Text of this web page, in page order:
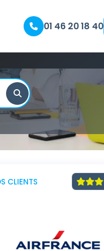
01 46 20 18 40
CLIENTS